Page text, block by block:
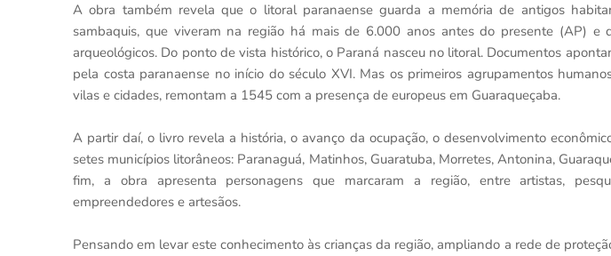
A obra também revela que o litoral paranaense guarda a memória de antigos
sambaquis, que viveram na região há mais de 6.000 anos antes do presente (AP) e
arqueológicos. Do ponto de vista histórico, o Paraná nasceu no litoral. Documentos
pela costa paranaense no início do século XVI. Mas os primeiros agrupamentos
vilas e cidades, remontam a 1545 com a presença de europeus em Guaraqueçaba.
A partir daí, o livro revela a história, o avanço da ocupação, o desenvolvimento
setes municípios litorâneos: Paranaguá, Matinhos, Guaratuba, Morretes, Antonina,
fim, a obra apresenta personagens que marcaram a região, entre artistas,
empreendedores e artesãos.
Pensando em levar este conhecimento às crianças da região, ampliando a rede de